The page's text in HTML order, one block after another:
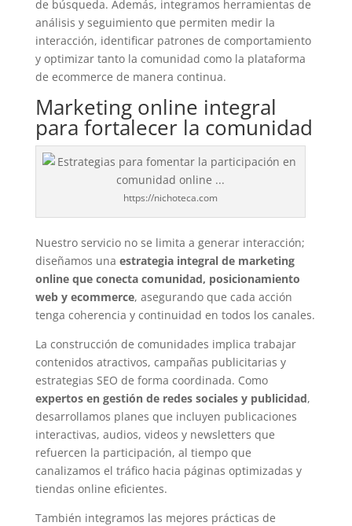
de búsqueda. Además, integramos herramientas de
análisis y seguimiento que permiten medir la
interacción, identificar patrones de comportamiento
y optimizar tanto la comunidad como la plataforma
de ecommerce de manera continua.
Marketing online integral
para fortalecer la comunidad
https://nichoteca.com
Nuestro servicio no se limita a generar interacción;
diseñamos una estrategia integral de marketing
online que conecta comunidad, posicionamiento
web y ecommerce, asegurando que cada acción
tenga coherencia y continuidad en todos los canales.
La construcción de comunidades implica trabajar
contenidos atractivos, campañas publicitarias y
estrategias SEO de forma coordinada. Como
expertos en gestión de redes sociales y publicidad,
desarrollamos planes que incluyen publicaciones
interactivas, audios, videos y newsletters que
refuercen la participación, al tiempo que
canalizamos el tráfico hacia páginas optimizadas y
tiendas online eficientes.
También integramos las mejores prácticas de